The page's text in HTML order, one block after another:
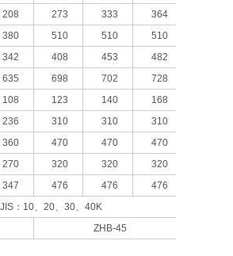
208 273 333
364
380 510 510
510
342 408 453
482
635 698 702
728
108 123 140
168
236 310 310
310
360 470 470
470
270 320 320
320
347 476 476
476
：10、20、30、40K
ZHB-45